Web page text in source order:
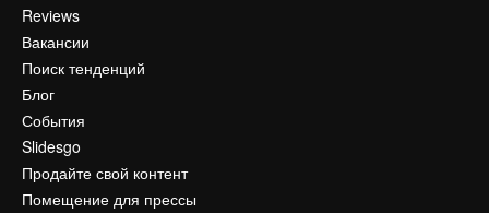
Reviews
Вакансии
Поиск тенденций
Блог
События
Slidesgo
Продайте свой контент
Помещение для прессы